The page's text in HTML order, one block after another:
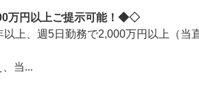
万円以上ご提示可能！◆◇
以上、週5日勤務で2,000万円以上（当
当...